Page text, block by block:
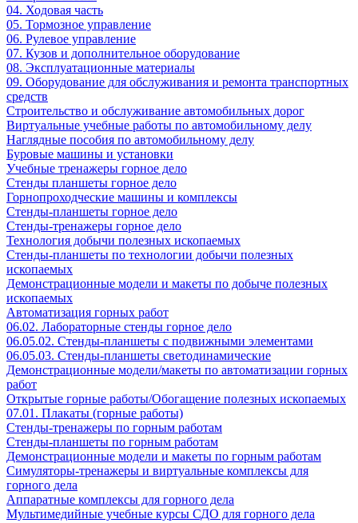
04. Ходовая часть
05. Тормозное управление
06. Рулевое управление
07. Кузов и дополнительное оборудование
08. Эксплуатационные материалы
09. Оборудование для обслуживания и ремонта транспортных
средств
Строительство и обслуживание автомобильных дорог
Виртуальные учебные работы по автомобильному делу
Наглядные пособия по автомобильному делу
Буровые машины и установки
Учебные тренажеры горное дело
Стенды планшеты горное дело
Горнопроходческие машины и комплексы
Стенды-планшеты горное дело
Стенды-тренажеры горное дело
Технология добычи полезных ископаемых
Стенды-планшеты по технологии добычи полезных
ископаемых
Демонстрационные модели и макеты по добыче полезных
ископаемых
Автоматизация горных работ
06.02. Лабораторные стенды горное дело
06.05.02. Стенды-планшеты с подвижными элементами
06.05.03. Стенды-планшеты светодинамические
Демонстрационные модели/макеты по автоматизации горных
работ
Открытые горные работы/Обогащение полезных ископаемых
07.01. Плакаты (горные работы)
Стенды-тренажеры по горным работам
Стенды-планшеты по горным работам
Демонстрационные модели и макеты по горным работам
Симуляторы-тренажеры и виртуальные комплексы для
горного дела
Аппаратные комплексы для горного дела
Мультимедийные учебные курсы СДО для горного дела